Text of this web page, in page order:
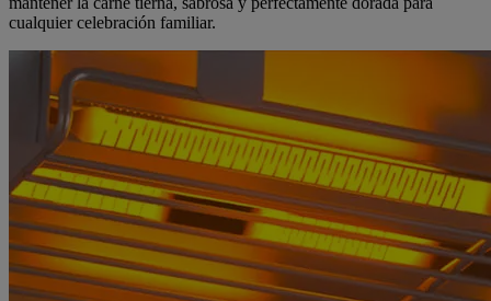
cualquier celebración familiar.